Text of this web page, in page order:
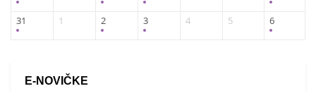
31 1 2 3 4 5 6
E-NOVIČKE